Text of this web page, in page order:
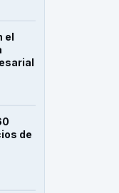
el
de